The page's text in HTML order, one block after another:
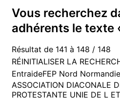
Vous recherchez
adhérents le texte
Résultat de 141 à 148 / 148
RÉINITIALISER LA
EntraideFEP Nord
ASSOCIATION DIACONALE
PROTESTANTE UNIE DE L